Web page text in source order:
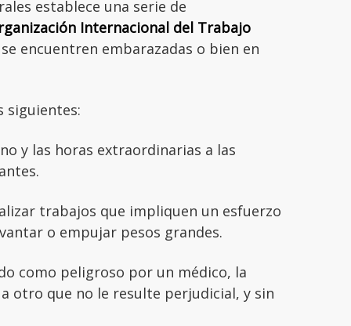
establece una serie de
Internacional del Trabajo
encuentren embarazadas o bien en
siguientes:
y las horas extraordinarias a las
trabajos que impliquen un esfuerzo
o empujar pesos grandes.
como peligroso por un médico, la
otro que no le resulte perjudicial, y sin